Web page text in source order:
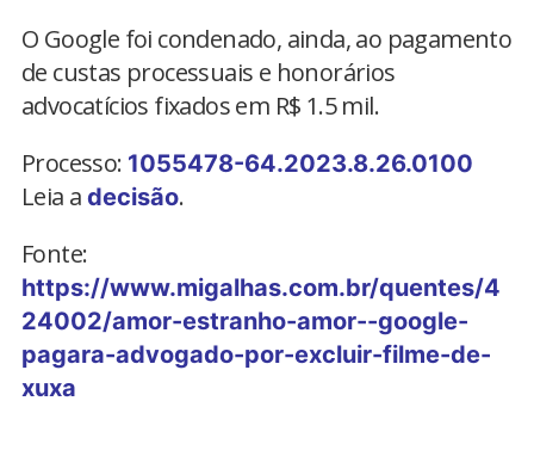
O Google foi condenado, ainda, ao pagamento
de custas processuais e honorários
advocatícios fixados em R$ 1.5 mil.
Processo: 1055478-64.2023.8.26.0100
Leia a decisão.
Fonte:
https://www.migalhas.com.br/quentes/4
24002/amor-estranho-amor--google-
pagara-advogado-por-excluir-filme-de-
xuxa